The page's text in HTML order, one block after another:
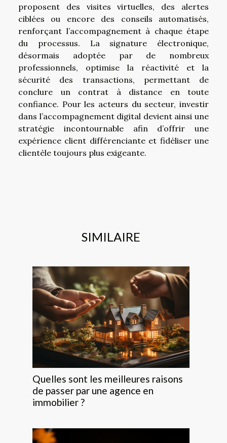
proposent des visites virtuelles, des alertes
ciblées ou encore des conseils automatisés,
renforçant l’accompagnement à chaque étape
du processus. La signature électronique,
désormais adoptée par de nombreux
professionnels, optimise la réactivité et la
sécurité des transactions, permettant de
conclure un contrat à distance en toute
confiance. Pour les acteurs du secteur, investir
dans l’accompagnement digital devient ainsi une
stratégie incontournable afin d’offrir une
expérience client différenciante et fidéliser une
clientèle toujours plus exigeante.
SIMILAIRE
Quelles sont les meilleures raisons
de passer par une agence en
immobilier ?